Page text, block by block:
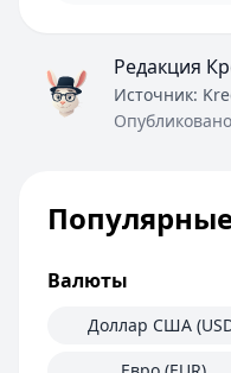
Редакция
Источник:
Валюты
Доллар США